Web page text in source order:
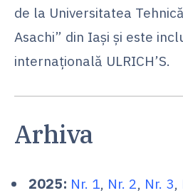
de la Universitatea
Asachi” din Iaşi și este
internațională ULRICH’S.
Arhiva
2025: Nr. 1, Nr. 2, Nr. 3,